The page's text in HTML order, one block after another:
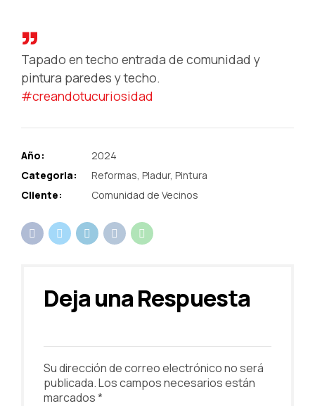
Tapado en techo entrada de comunidad y
pintura paredes y techo.
#creandotucuriosidad
Año:
2024
Categoria:
Reformas, Pladur, Pintura
Cliente:
Comunidad de Vecinos
Deja una Respuesta
Su dirección de correo electrónico no será
publicada. Los campos necesarios están
marcados *